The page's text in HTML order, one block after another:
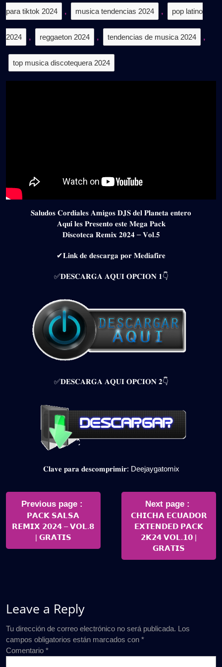
para tiktok 2024 , musica tendencias 2024 , pop latino
2024 , reggaeton 2024 , tendencias de musica 2024 ,
top musica discotequera 2024
𝐒𝐚𝐥𝐮𝐝𝐨𝐬 𝐂𝐨𝐫𝐝𝐢𝐚𝐥𝐞𝐬 𝐀𝐦𝐢𝐠𝐨𝐬 𝐃𝐉𝐒 𝐝𝐞𝐥 𝐏𝐥𝐚𝐧𝐞𝐭𝐚 𝐞𝐧𝐭𝐞𝐫𝐨
𝐀𝐪𝐮𝐢́ 𝐥𝐞𝐬 𝐏𝐫𝐞𝐬𝐞𝐧𝐭𝐨 𝐞𝐬𝐭𝐞 𝐌𝐞𝐠𝐚 𝐏𝐚𝐜𝐤
𝐃𝐢𝐬𝐜𝐨𝐭𝐞𝐜𝐚 𝐑𝐞𝐦𝐢𝐱 𝟐𝟎𝟐𝟒 – 𝐕𝐨𝐥.𝟓
✔𝐋𝐢𝐧𝐤 𝐝𝐞 𝐝𝐞𝐬𝐜𝐚𝐫𝐠𝐚 𝐩𝐨𝐫 𝐌𝐞𝐝𝐢𝐚𝐟𝐢𝐫𝐞
✅𝐃𝐄𝐒𝐂𝐀𝐑𝐆𝐀 𝐀𝐐𝐔𝐈 𝐎𝐏𝐂𝐈𝐎𝐍 𝟏👇
✅𝐃𝐄𝐒𝐂𝐀𝐑𝐆𝐀 𝐀𝐐𝐔𝐈 𝐎𝐏𝐂𝐈𝐎𝐍 𝟐👇
𝐂𝐥𝐚𝐯𝐞 𝐩𝐚𝐫𝐚 𝐝𝐞𝐬𝐜𝐨𝐦𝐩𝐫𝐢𝐦𝐢𝐫: Deejaygatomix
Navegación
entradas
Previous page
𝗣𝗔𝗖𝗞 𝗦𝗔𝗟𝗦𝗔
𝗥𝗘𝗠𝗜𝗫 𝟮𝟬𝟮𝟰 – 𝗩𝗢𝗟.𝟴
| 𝗚𝗥𝗔𝗧𝗜𝗦
Next page
Posts
𝗖𝗛𝗜𝗖𝗛𝗔 𝗘𝗖𝗨𝗔𝗗𝗢𝗥
𝗘𝗫𝗧𝗘𝗡𝗗𝗘𝗗 𝗣𝗔𝗖𝗞
𝟮𝗞𝟮𝟰 𝗩𝗢𝗟.𝟭𝟬 |
𝗚𝗥𝗔𝗧𝗜𝗦
Leave a Reply
Tu dirección de correo electrónico no será publicada. Los
campos obligatorios están marcados con *
Comentario *